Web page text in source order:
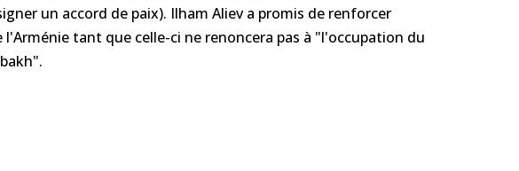
un accord de paix). Ilham Aliev a promis de renforcer
tant que celle-ci ne renoncera pas à "l'occupation du